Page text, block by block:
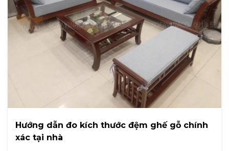
Hướng dẫn đo kích thước đệm ghế gỗ chính
xác tại nhà